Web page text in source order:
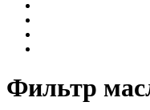
Фильтр